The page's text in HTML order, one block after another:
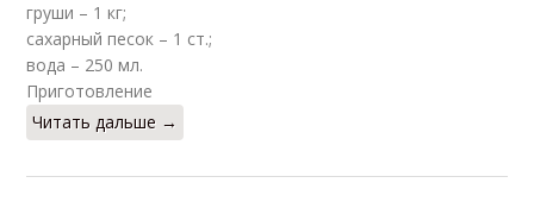
груши – 1 кг;
сахарный песок – 1 ст.;
вода – 250 мл.
Приготовление
Читать дальше →